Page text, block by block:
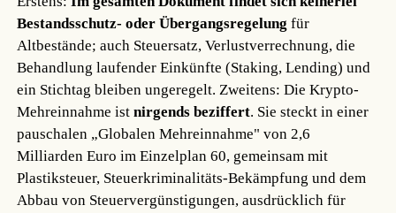
Bestandsschutz- oder Übergangsregelung für
Altbestände; auch Steuersatz, Verlustverrechnung, die
Behandlung laufender Einkünfte (Staking, Lending) und
ein Stichtag bleiben ungeregelt. Zweitens: Die Krypto-
Mehreinnahme istnirgends beziffert. Sie steckt in einer
pauschalen „Globalen Mehreinnahme" von 2,6
Milliarden Euro im Einzelplan 60, gemeinsam mit
Plastiksteuer, Steuerkriminalitäts-Bekämpfung und dem
Abbau von Steuervergünstigungen, ausdrücklich für